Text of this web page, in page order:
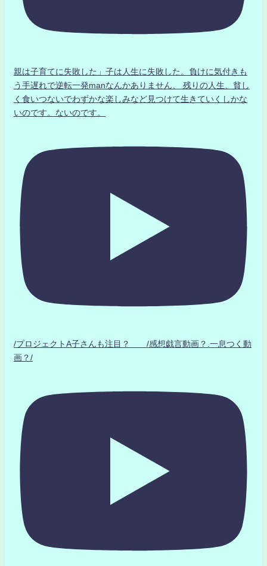
親は子育てに失敗した」子は人生に失敗した。負けに気付きも
う手遅れで逆転一発manなんかありません、 残りの人生、貧し
く食いつないでわずかな楽しみなど見つけて生きていくしかな
いのです。ないのです。
/プロジェクトA子さんも注目？ /感想戯言動画？.一息つく動
画？/